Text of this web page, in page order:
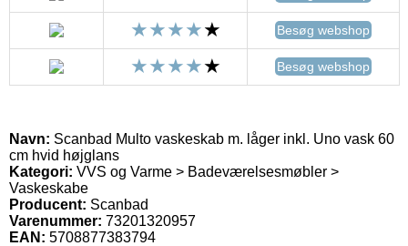
Besøg webshop
Besøg webshop
Navn: Scanbad Multo vaskeskab m. låger inkl. Uno vask 60
cm hvid højglans
Kategori: VVS og Varme > Badeværelsesmøbler >
Vaskeskabe
Producent: Scanbad
Varenummer: 73201320957
EAN: 5708877383794